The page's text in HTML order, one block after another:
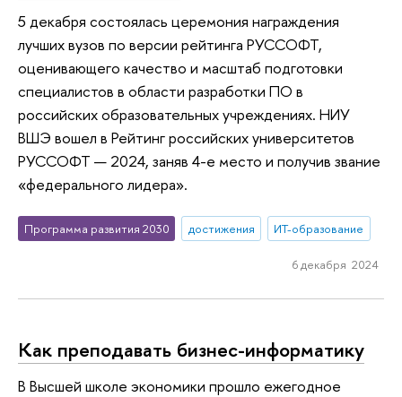
5 декабря состоялась церемония награждения
лучших вузов по версии рейтинга РУССОФТ,
оценивающего качество и масштаб подготовки
специалистов в области разработки ПО в
российских образовательных учреждениях. НИУ
ВШЭ вошел в Рейтинг российских университетов
РУССОФТ — 2024, заняв 4-е место и получив звание
«федерального лидера».
Программа развития 2030 достижения ИТ-образование
6 декабря 2024
Как преподавать бизнес-информатику
В Высшей школе экономики прошло ежегодное